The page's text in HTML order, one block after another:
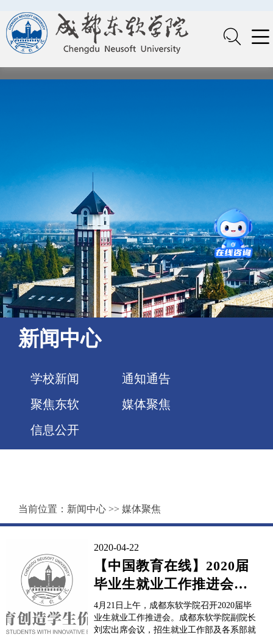
新闻中心
学校新闻
通知通告
聚焦东软
媒体聚焦
信息公开
当前位置： 新闻中心 >> 媒体聚焦
2020-04-22
【中国教育在线】2020届
毕业生就业工作推进会于
成都东软学院召开
4月21日上午，成都东软学院召开2020届毕
业生就业工作推进会。成都东软学院副院长
刘宏出席会议，招生就业工作部及各系部就